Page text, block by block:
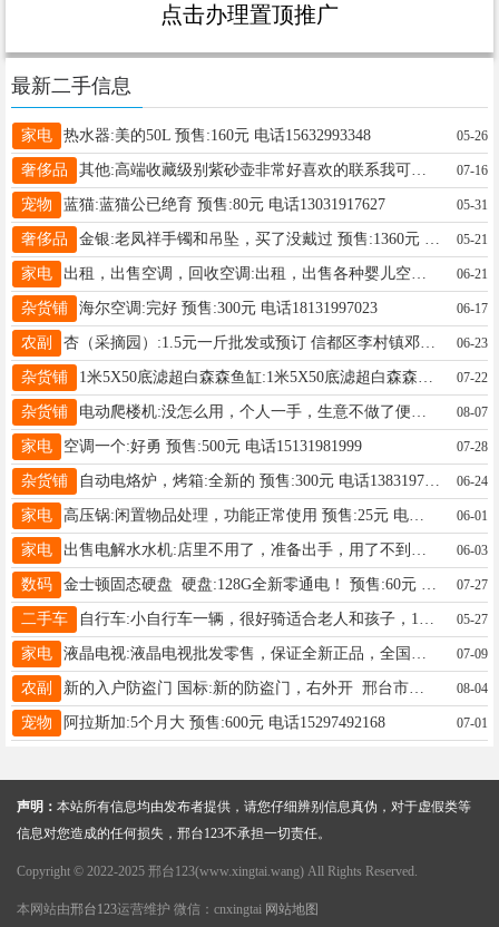
点击办理置顶推广
最新二手信息
家电 热水器:美的50L 预售:160元 电话15632993348 05-26
奢侈品 07-16
宠物 蓝猫:蓝猫公已绝育 预售:80元 电话13031917627 05-31
奢侈品 05-21
家电 出租，出售空调，回收空调:出租，出售各种婴儿空调，质量保证，价格便宜，有需要的电话联系，回收旧空调，旧空调置换新旧空调 预售:450元 电话13172681578 06-21
杂货铺 海尔空调:完好 预售:300元 电话18131997023 06-17
农副 杏（采摘园）:1.5元一斤批发或预订 信都区李村镇邓庄村 预售: 电话13932924767 06-23
杂货铺 07-22
杂货铺 08-07
家电 空调一个:好勇 预售:500元 电话15131981999 07-28
杂货铺 自动电烙炉，烤箱:全新的 预售:300元 电话13831972728 06-24
家电 高压锅:闲置物品处理，功能正常使用 预售:25元 电话13463917890 06-01
家电 06-03
数码 07-27
二手车 05-27
家电 07-09
农副 新的入户防盗门 国标:新的防盗门，右外开 邢台市市区，自提 200元 预售: 电话13930942039 08-04
宠物 阿拉斯加:5个月大 预售:600元 电话15297492168 07-01
声明： 本站所有信息均由发布者提供，请您仔细辨别信息真伪，对于虚假类等
信息对您造成的任何损失，邢台123不承担一切责任。
Copyright © 2022-2025 邢台123(www.xingtai.wang) All Rights Reserved.
本网站由邢台123运营维护 微信：cnxingtai 网站地图